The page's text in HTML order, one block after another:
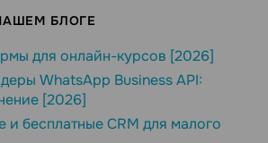
БЛОГЕ
для онлайн-курсов [2026]
WhatsApp Business API:
[2026]
и бесплатные CRM для малого